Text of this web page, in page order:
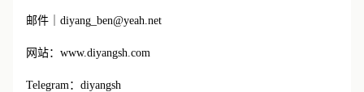
邮件｜ diyang_ben@yeah.net
网站： www.diyangsh.com
Telegram：diyangsh